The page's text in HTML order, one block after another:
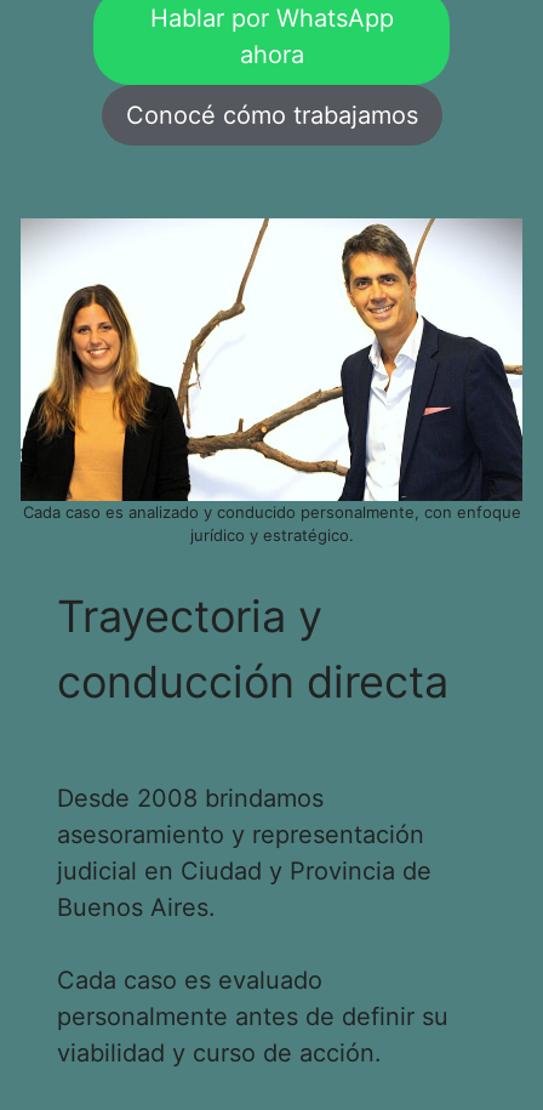
Hablar por WhatsApp
ahora
Conocé cómo trabajamos
Cada caso es analizado y conducido personalmente, con enfoque
jurídico y estratégico.
Trayectoria y
conducción directa
Desde 2008 brindamos
asesoramiento y representación
judicial en Ciudad y Provincia de
Buenos Aires.
Cada caso es evaluado
personalmente antes de definir su
viabilidad y curso de acción.